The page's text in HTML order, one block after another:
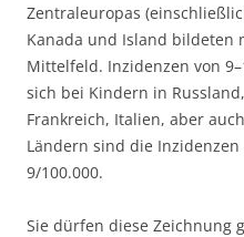
Zentraleuropas
Kanada und Island bildeten
Mittelfeld. Inzidenzen von
sich bei Kindern in
Frankreich, Italien, aber
Ländern sind die
9/100.000.
Sie dürfen diese Zeichnung